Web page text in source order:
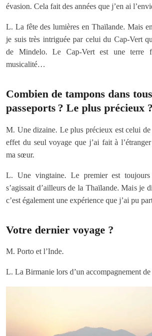
évasion. Cela fait des années que j’en ai
L. La fête des lumières en Thaïlande. Mais
je suis très intriguée par celui du Cap-Vert
de Mindelo. Le Cap-Vert est une terre
musicalité…
Combien de tampons dans
passeports ? Le plus précieux ?
M. Une dizaine. Le plus précieux est celui de
effet du seul voyage que j’ai fait à
ma sœur.
L. Une vingtaine. Le premier est
s’agissait d’ailleurs de la Thaïlande. Mais je
c’est également une expérience que j’ai pu
Votre dernier voyage ?
M. Porto et l’Inde.
L. La Birmanie lors d’un accompagnement de